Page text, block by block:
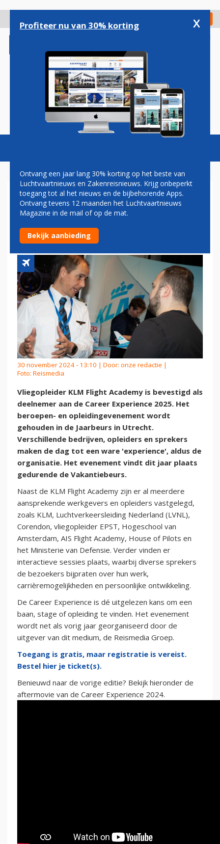
gaan
Check in
Magazine Podcasts Vacatures
KLM FLIGHT ACADEMY
BEVESTIGD ALS DEELNEMER
CAREER EXPERIENCE 2025
30 november 2024 - 13:10 | Door: onze redactie |
Foto: Reismedia
Vliegopleider KLM Flight Academy is bevestigd als
deelnemer aan de Career Experience 2025. Het
beroepen- en opleidingevenement wordt
gehouden in de Jaarbeurs in Utrecht.
Verschillende bedrijven, opleiders en sprekers
maken de dag tot een ware 'experience', aldus de
organisatie. Het evenement vindt dit jaar plaats
gedurende de Vakantiebeurs.
Naast de KLM Flight Academy zijn er al meerdere
aansprekende werkgevers en opleiders vastgelegd,
zoals KLM, Luchtverkeersleiding Nederland (LVNL),
Corendon, vliegopleider EPST, Hogeschool van
Amsterdam, AIS Flight Academy, House of Pilots en
het Ministerie van Defensie. Verder vinden er
interactieve sessies plaats, waarbij diverse sprekers
de bezoekers bijpraten over hun werk,
carrièremogelijkheden en persoonlijke ontwikkeling.
De Career Experience is dé uitgelezen kans om een
baan, stage of opleiding te vinden. Het evenement
wordt net als vorig jaar georganiseerd door de
uitgever van dit medium, de Reismedia Groep.
Toegang is gratis, maar registratie is vereist.
Bestel hier je ticket(s).
Benieuwd naar de vorige editie? Bekijk hieronder de
aftermovie van de Career Experience 2024.
Profiteer nu van 30% korting x
Ontvang een jaar lang 30% korting op het beste van
Luchtvaartnieuws en Zakenreisnieuws. Krijg onbeperkt
toegang tot al het nieuws en de bijbehorende Apps.
Ontvang tevens 12 maanden het Luchtvaartnieuws
Magazine in de mail of op de mat.
Bekijk aanbieding